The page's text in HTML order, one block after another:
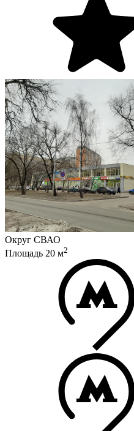
Округ СВАО
Площадь 20 м2